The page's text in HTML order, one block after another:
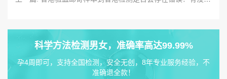
科学方法检测男女，准确率高达99.99%
孕4周即可，支持全国检测，安全无创，8年专业服务经验，不
准确退全款！